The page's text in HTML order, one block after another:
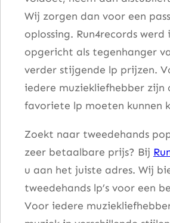
Wij zorgen dan voor een
oplossing. Run4records werd
opgericht als tegenhanger
verder stijgende lp prijzen.
iedere muziekliefhebber zijn
favoriete lp moeten kunnen
Zoekt naar tweedehands
zeer betaalbare prijs? Bij
u aan het juiste adres. Wij
tweedehands lp’s voor een
Voor iedere